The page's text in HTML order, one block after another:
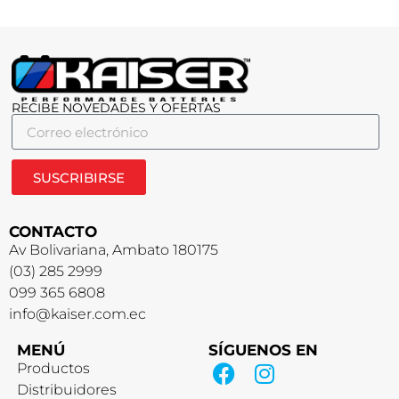
RECIBE NOVEDADES Y OFERTAS
SUSCRIBIRSE
CONTACTO
Av Bolivariana, Ambato 180175
(03) 285 2999
099 365 6808
info@kaiser.com.ec
MENÚ
Productos
Distribuidores
SÍGUENOS EN